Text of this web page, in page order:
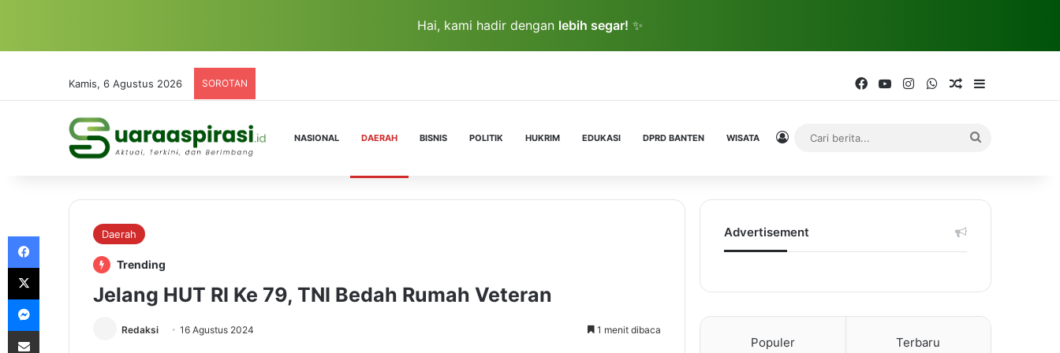
Hai, kami hadir dengan lebih segar! ✨
Kamis, 6 Agustus 2026 SOROTAN FacebookYouTubeInstagramWhatsAppRandom Article
NASIONAL DAERAH BISNIS POLITIK HUKRIM EDUKASI DPRD BANTEN WISATA Log In
Daerah
Trending
Jelang HUT RI Ke 79, TNI Bedah Rumah Veteran
Redaksi 16 Agustus 2024 1 menit dibaca
Advertisement
Populer Terbaru
Messenger